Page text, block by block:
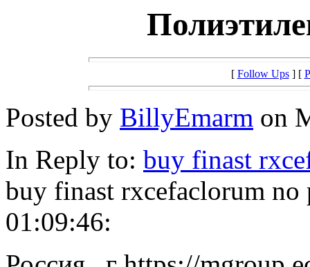
[ Follow Ups] [
Posted by BillyEmarm on
In Reply to: buy finast
buy finast rxcefaclorum
01:09:46: